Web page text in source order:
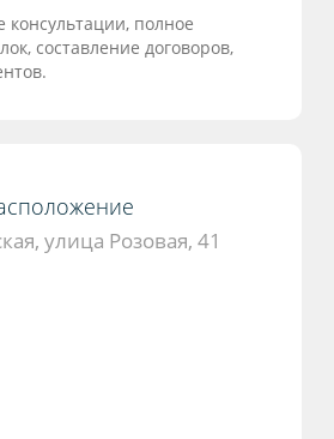
консультации, полное
составление договоров,
улица Розовая, 41